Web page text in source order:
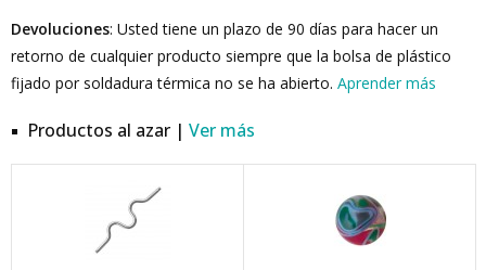
Devoluciones: Usted tiene un plazo de 90 días para hacer un
retorno de cualquier producto siempre que la bolsa de plástico
fijado por soldadura térmica no se ha abierto. Aprender más
Productos al azar | Ver más